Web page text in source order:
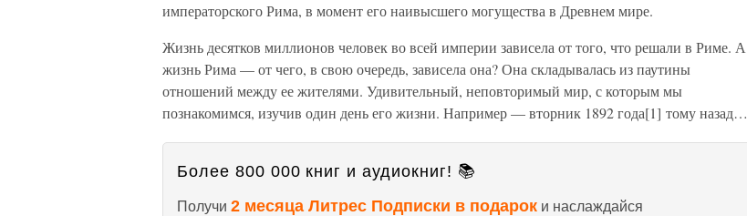
императорского Рима, в момент его наивысшего могущества в Древнем мире.
Жизнь десятков миллионов человек во всей империи зависела от того, что решали в Риме. А
жизнь Рима — от чего, в свою очередь, зависела она? Она складывалась из паутины
отношений между ее жителями. Удивительный, неповторимый мир, с которым мы
познакомимся, изучив один день его жизни. Например — вторник 1892 года[1] тому назад…
Более 800 000 книг и аудиокниг! 📚
Получи 2 месяца Литрес Подписки в подарок и наслаждайся